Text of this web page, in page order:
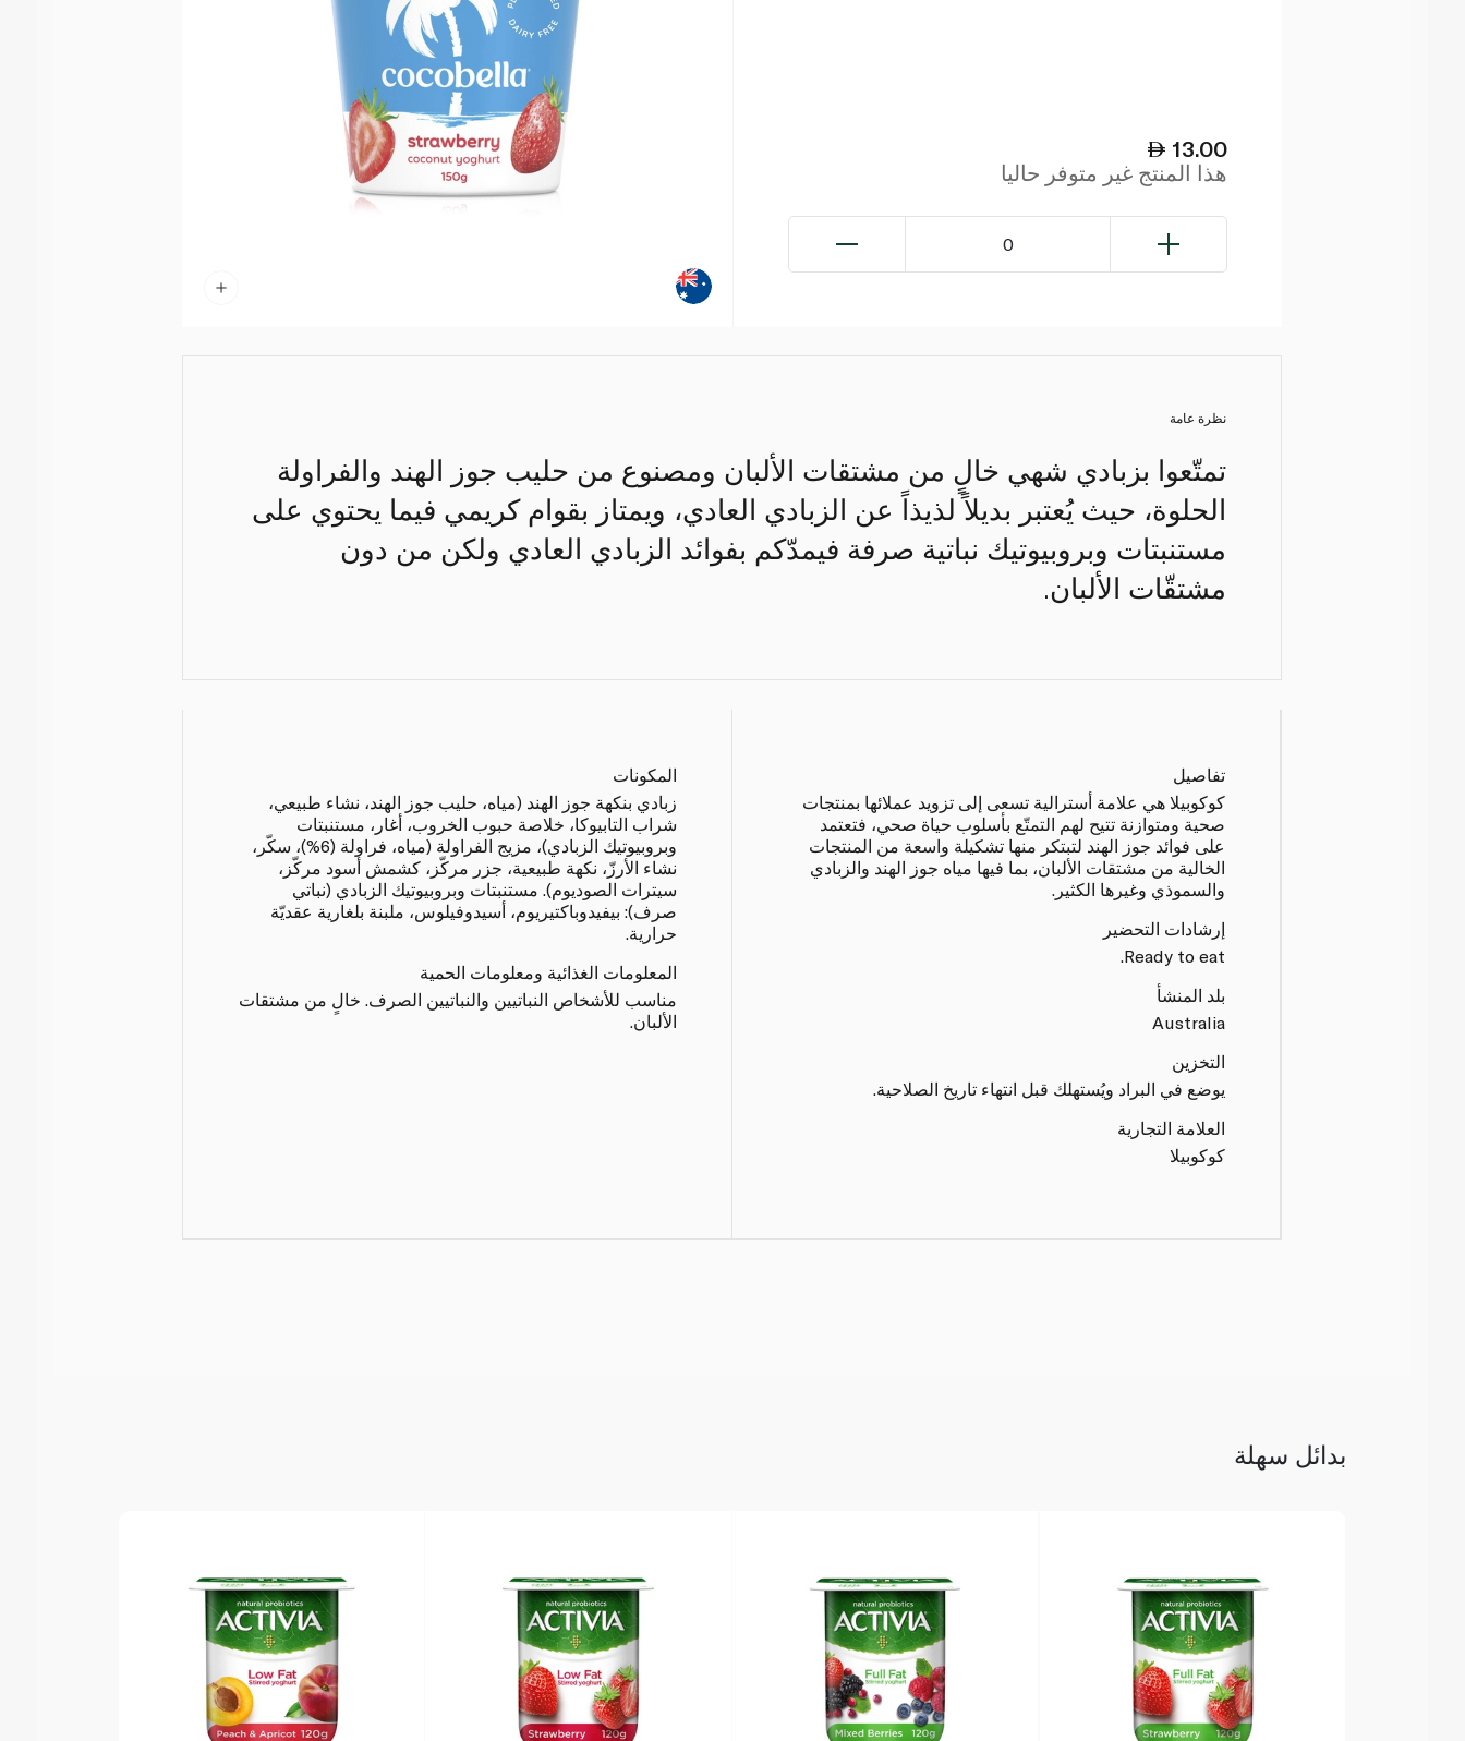
13.00
هذا المنتج غير متوفر حاليا
0
نظرة عامة
تمتّعوا بزبادي شهي خالٍ من مشتقات الألبان ومصنوع من حليب جوز الهند والفراولة
الحلوة، حيث يُعتبر بديلاً لذيذاً عن الزبادي العادي، ويمتاز بقوام كريمي فيما يحتوي على
مستنبتات وبروبيوتيك نباتية صرفة فيمدّكم بفوائد الزبادي العادي ولكن من دون
مشتقّات الألبان.
تفاصيل
كوكوبيلا هي علامة أسترالية تسعى إلى تزويد عملائها بمنتجات
صحية ومتوازنة تتيح لهم التمتّع بأسلوب حياة صحي، فتعتمد
على فوائد جوز الهند لتبتكر منها تشكيلة واسعة من المنتجات
الخالية من مشتقات الألبان، بما فيها مياه جوز الهند والزبادي
والسموذي وغيرها الكثير.
إرشادات التحضير
Ready to eat.
بلد المنشأ
Australia
التخزين
يوضع في البراد ويُستهلك قبل انتهاء تاريخ الصلاحية.
العلامة التجارية
كوكوبيلا
المكونات
زبادي بنكهة جوز الهند (مياه، حليب جوز الهند، نشاء طبيعي،
شراب التابيوكا، خلاصة حبوب الخروب، أغار، مستنبتات
وبروبيوتيك الزبادي)، مزيج الفراولة (مياه، فراولة (6%)، سكّر،
نشاء الأرزّ، نكهة طبيعية، جزر مركّز، كشمش أسود مركّز،
سيترات الصوديوم). مستنبتات وبروبيوتيك الزبادي (نباتي
صرف): بيفيدوباكتيريوم، أسيدوفيلوس، ملبنة بلغارية عقديّة
حرارية.
المعلومات الغذائية ومعلومات الحمية
مناسب للأشخاص النباتيين والنباتيين الصرف. خالٍ من مشتقات
الألبان.
بدائل سهلة